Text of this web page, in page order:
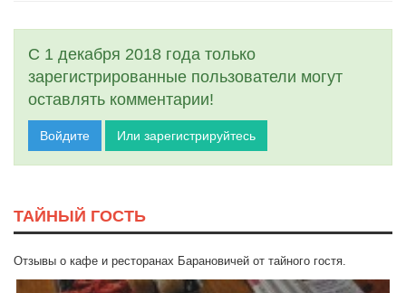
С 1 декабря 2018 года только
зарегистрированные пользователи могут
оставлять комментарии!
Войдите Или зарегистрируйтесь
ТАЙНЫЙ ГОСТЬ
Отзывы о кафе и ресторанах Барановичей от тайного гостя.